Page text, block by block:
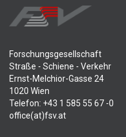
Forschungsgesellschaft
Straße - Schiene - Verkehr
Ernst-Melchior-Gasse 24
1020 Wien
Telefon: +43 1 585 55 67 -0
office(at)fsv.at